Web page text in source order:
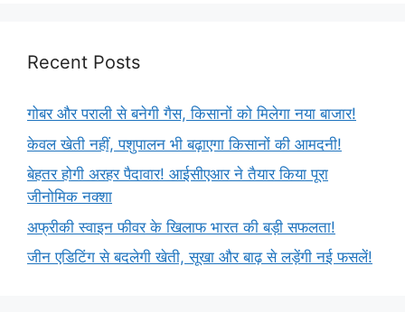
Recent Posts
गोबर और पराली से बनेगी गैस, किसानों को मिलेगा नया बाजार!
केवल खेती नहीं, पशुपालन भी बढ़ाएगा किसानों की आमदनी!
बेहतर होगी अरहर पैदावार! आईसीएआर ने तैयार किया पूरा
जीनोमिक नक्शा
अफ्रीकी स्वाइन फीवर के खिलाफ भारत की बड़ी सफलता!
जीन एडिटिंग से बदलेगी खेती, सूखा और बाढ़ से लड़ेंगी नई फसलें!